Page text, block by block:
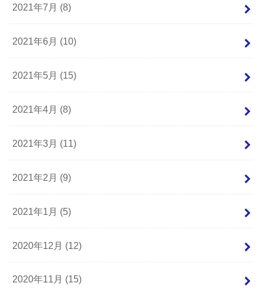
2021年7月 (8)
2021年6月 (10)
2021年5月 (15)
2021年4月 (8)
2021年3月 (11)
2021年2月 (9)
2021年1月 (5)
2020年12月 (12)
2020年11月 (15)